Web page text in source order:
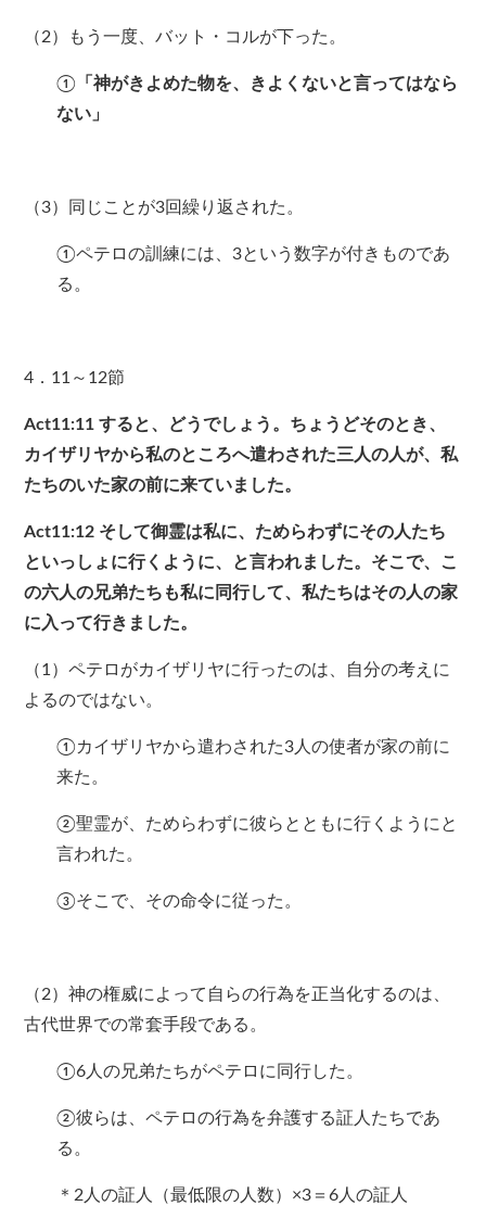
（2）もう一度、バット・コルが下った。
① 「神がきよめた物を、きよくないと言ってはなら
ない」
（3）同じことが3回繰り返された。
①ペテロの訓練には、3という数字が付きものであ
る。
4．11～12節
Act11:11すると、どうでしょう。ちょうどそのとき、
カイザリヤから私のところへ遣わされた三人の人が、私
たちのいた家の前に来ていました。
Act11:12 そして御霊は私に、ためらわずにその人たち
といっしょに行くように、と言われました。そこで、こ
の六人の兄弟たちも私に同行して、私たちはその人の家
に入って行きました。
（1）ペテロがカイザリヤに行ったのは、自分の考えに
よるのではない。
①カイザリヤから遣わされた3人の使者が家の前に
来た。
②聖霊が、ためらわずに彼らとともに行くようにと
言われた。
③そこで、その命令に従った。
（2）神の権威によって自らの行為を正当化するのは、
古代世界での常套手段である。
①6人の兄弟たちがペテロに同行した。
②彼らは、ペテロの行為を弁護する証人たちであ
る。
＊2人の証人（最低限の人数）×3＝6人の証人